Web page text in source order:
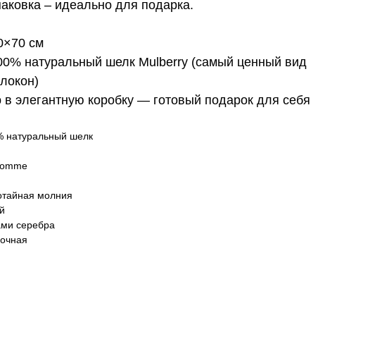
– идеально для подарка.
см
натуральный шелк Mulberry (самый ценный вид
в элегантную коробку — готовый подарок для себя
натуральный шелк
молния
серебра